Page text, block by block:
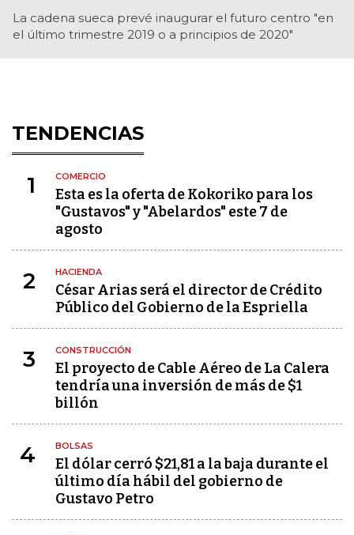
La cadena sueca prevé inaugurar el futuro centro "en
el último trimestre 2019 o a principios de 2020"
TENDENCIAS
1 COMERCIO
Esta es la oferta de Kokoriko para los
"Gustavos" y "Abelardos" este 7 de
agosto
2 HACIENDA
César Arias será el director de Crédito
Público del Gobierno de la Espriella
3 CONSTRUCCIÓN
El proyecto de Cable Aéreo de La Calera
tendría una inversión de más de $1
billón
4 BOLSAS
El dólar cerró $21,81 a la baja durante el
último día hábil del gobierno de
Gustavo Petro